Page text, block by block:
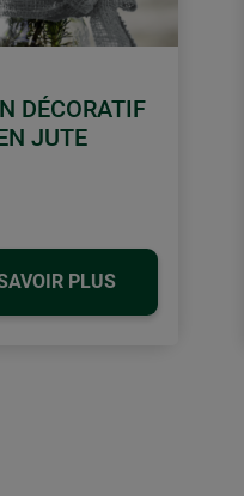
DÉCORATIF
JUTE
PLUS